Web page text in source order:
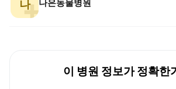
나 나은동물병원
이 병원 정보가 정확한